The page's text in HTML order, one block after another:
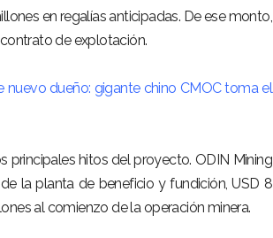
en regalías anticipadas. De ese monto,
de explotación.
nuevo dueño: gigante chino CMOC toma el
principales hitos del proyecto. ODIN Mining
la planta de beneficio y fundición, USD 8
al comienzo de la operación minera.